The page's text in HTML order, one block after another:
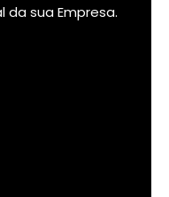
sua Empresa.